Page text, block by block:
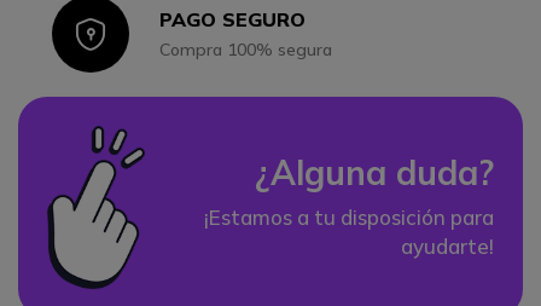
IconPAGO SEGURO
Compra 100% segura
¿Alguna duda?
¡Estamos a tu disposición para
ayudarte!